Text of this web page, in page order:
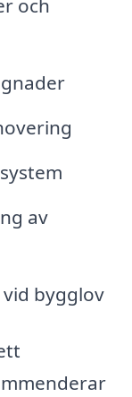
och
av
bygglov